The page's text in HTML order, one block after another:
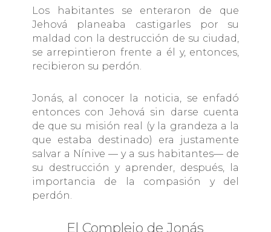
Los habitantes se enteraron de que
Jehová planeaba castigarles por su
maldad con la destrucción de su ciudad,
se arrepintieron frente a él y, entonces,
recibieron su perdón.
Jonás, al conocer la noticia, se enfadó
entonces con Jehová sin darse cuenta
de que su misión real (y la grandeza a la
que estaba destinado) era justamente
salvar a Nínive — y a sus habitantes— de
su destrucción y aprender, después, la
importancia de la compasión y del
perdón.
El Complejo de Jonás